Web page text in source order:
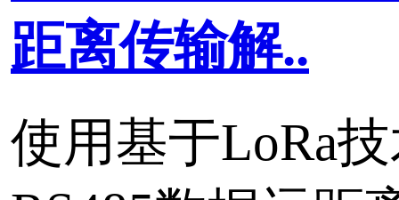
K9140 LoRa至CAN协议
标签：LoRa无线测控终端 LoRa协议转换 无线采集